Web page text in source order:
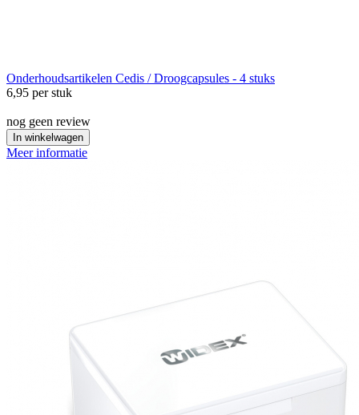
Onderhoudsartikelen Cedis / Droogcapsules - 4 stuks
6,95 per stuk
nog geen review
In winkelwagen
Meer informatie